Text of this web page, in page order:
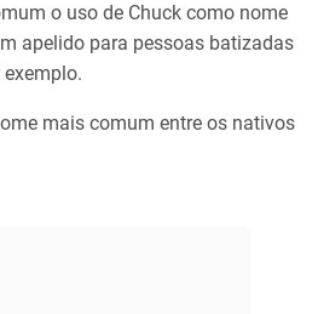
o uso de Chuck como nome
apelido para pessoas batizadas
exemplo.
mais comum entre os nativos